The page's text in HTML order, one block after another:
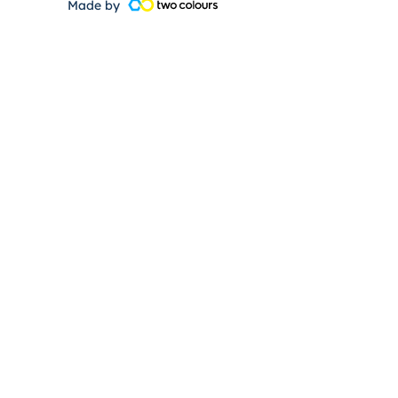
Made by